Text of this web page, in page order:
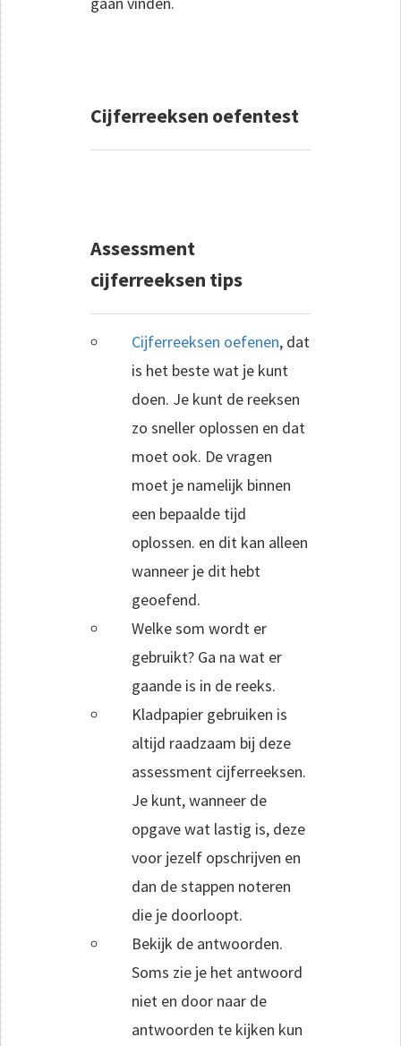
Cijferreeksen oefentest
Assessment
cijferreeksen tips
Cijferreeksen oefenen, dat
is het beste wat je kunt
doen. Je kunt de reeksen
zo sneller oplossen en dat
moet ook. De vragen
moet je namelijk binnen
een bepaalde tijd
oplossen. en dit kan alleen
wanneer je dit hebt
geoefend.
Welke som wordt er
gebruikt? Ga na wat er
gaande is in de reeks.
Kladpapier gebruiken is
altijd raadzaam bij deze
assessment cijferreeksen.
Je kunt, wanneer de
opgave wat lastig is, deze
voor jezelf opschrijven en
dan de stappen noteren
die je doorloopt.
Bekijk de antwoorden.
Soms zie je het antwoord
niet en door naar de
antwoorden te kijken kun